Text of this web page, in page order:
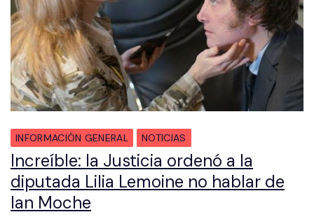
INFORMACIÓN GENERAL NOTICIAS
Increíble: la Justicia ordenó a la
diputada Lilia Lemoine no hablar de
Ian Moche